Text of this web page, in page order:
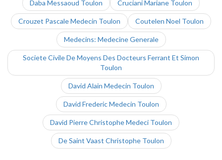
Daba Messaoud Toulon Cruciani Mariane Toulon
Crouzet Pascale Medecin Toulon Coutelen Noel Toulon
Medecins: Medecine Generale
Societe Civile De Moyens Des Docteurs Ferrant Et Simon
Toulon
David Alain Medecin Toulon
David Frederic Medecin Toulon
David Pierre Christophe Medeci Toulon
De Saint Vaast Christophe Toulon